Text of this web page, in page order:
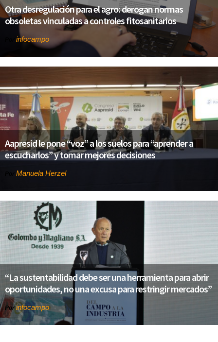
Otra desregulación para el agro: derogan normas
obsoletas vinculadas a controles fitosanitarios
infocampo
Aapresid le pone “voz” a los suelos para “aprender a
escucharlos” y tomar mejores decisiones
Manuela Herzel
“La sustentabilidad debe ser una herramienta para abrir
oportunidades, no una excusa para restringir mercados”
Porinfocampo